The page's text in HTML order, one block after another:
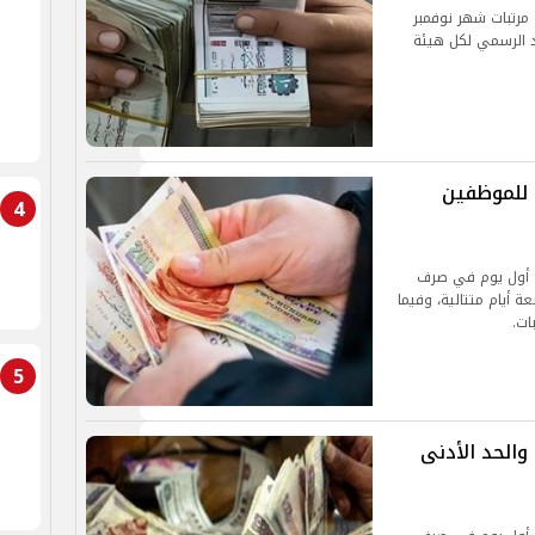
شهر نوفمبر
الرسمي لكل هيئة
موعد صرف مرتبات شهر نوفمبر 2024 للموظفين
ليكون أول يوم في صرف
أربعة أيام متتالية، وفيما
موعد صرف مرتبات شهر نوفمبر 2024 والحد الأدنى
4
5